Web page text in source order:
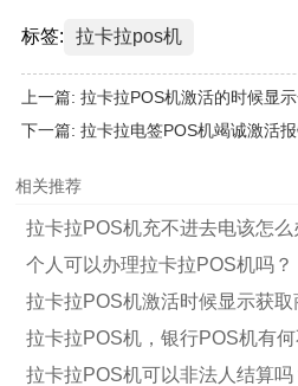
标签: 拉卡拉pos机
上一篇: 拉卡拉POS机激活的时候显
下一篇: 拉卡拉电签POS机竭诚激活
相关推荐
拉卡拉POS机充不进去电该怎么
个人可以办理拉卡拉POS机吗？
拉卡拉POS机激活时候显示获取
拉卡拉POS机，银行POS机有
拉卡拉POS机可以非法人结算吗